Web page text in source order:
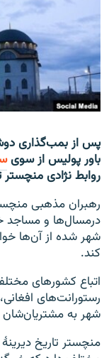
بحران مهاجرت
'کووید-۱۹'
تماس
صفحه پشتو
به ما بپیوندید
همۀ سایت‌های
پس از بمب‌گذاری
باور پولیس از سوی
روابط نژادی
رهبران مذهبی
درمسال‌ها و مساجد
شهر شده از آن‌ها
کند.
اتباع کشورهای
رستورانت‌های
شهر به مشتریان‌شان
منچستر تاریخ